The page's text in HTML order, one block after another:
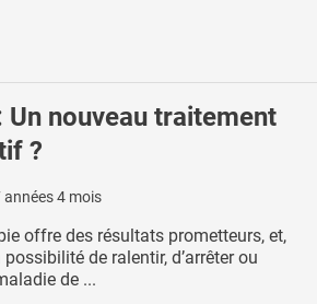
Un nouveau traitement
?
années 4 mois
offre des résultats prometteurs, et,
de ralentir, d’arrêter ou
de ...